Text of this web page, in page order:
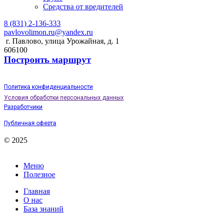
Средства от вредителей
8 (831) 2-136-333
pavlovolimon.ru@yandex.ru
г. Павлово, улица Урожайная, д. 1
606100
Построить маршрут
Политика конфиденциальности
Условия обработки персональных данных
Разработчики
Публичная оферта
© 2025
Меню
Полезное
Главная
О нас
База знаний